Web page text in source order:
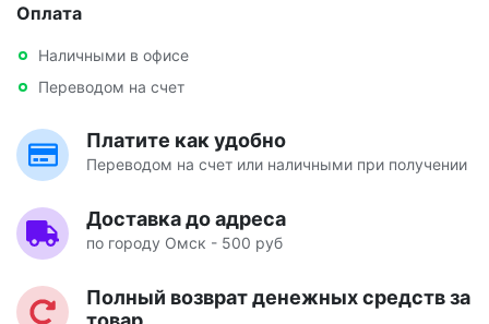
Оплата
Наличными в офисе
Переводом на счет
Платите как удобно
Переводом на счет или наличными при получении
Доставка до адреса
по городу Омск - 500 руб
Полный возврат денежных средств за